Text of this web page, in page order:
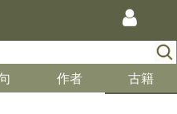
作者 古籍